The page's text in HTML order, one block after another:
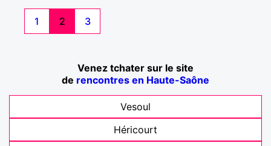
1 2 3
Venez tchater sur le site
de rencontres en Haute-Saône
Vesoul
Héricourt